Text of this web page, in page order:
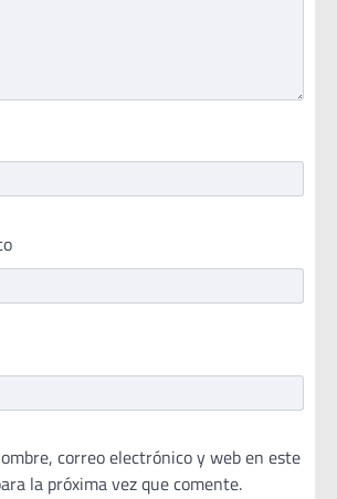
correo electrónico y web en este
la próxima vez que comente.